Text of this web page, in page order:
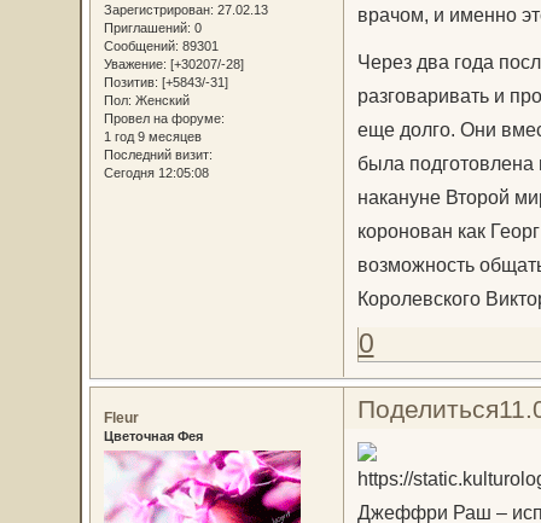
Зарегистрирован: 27.02.13
Приглашений: 0
Сообщений: 89301
Уважение: [+30207/-28]
Позитив: [+5843/-31]
Пол: Женский
Провел на форуме:
1 год 9 месяцев
Последний визит:
Сегодня 12:05:08
врачом, и именно
Через два года
разговаривать и
еще долго. Они
была
накануне Второй
коронован как
возможность
Королевского
0
Поделиться
Fleur
Цветочная Фея
Джеффри Раш –